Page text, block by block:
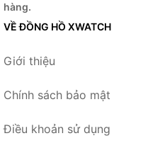
hàng.
VỀ ĐỒNG HỒ XWATCH
Giới thiệu
Chính sách bảo mật
Điều khoản sử dụng